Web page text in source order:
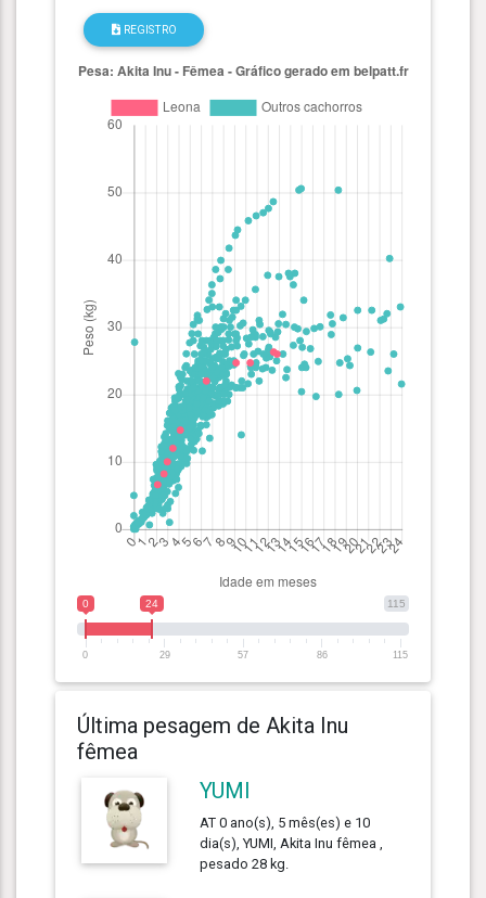
REGISTRO
115
0 24
0 29 57 86 115
Última pesagem de Akita Inu
fêmea
YUMI
AT 0 ano(s), 5 mês(es) e 10
dia(s), YUMI, Akita Inu fêmea ,
pesado 28 kg.